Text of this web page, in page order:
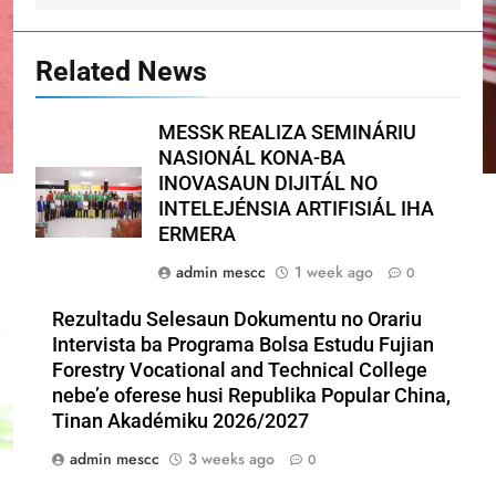
Related News
MESSK REALIZA SEMINÁRIU
NASIONÁL KONA-BA
INOVASAUN DIJITÁL NO
INTELEJÉNSIA ARTIFISIÁL IHA
ERMERA
admin mescc
1 week ago 0
Rezultadu Selesaun Dokumentu no Orariu
Intervista ba Programa Bolsa Estudu Fujian
Forestry Vocational and Technical College
nebe’e oferese husi Republika Popular China,
Tinan Akadémiku 2026/2027
admin mescc
3 weeks ago 0